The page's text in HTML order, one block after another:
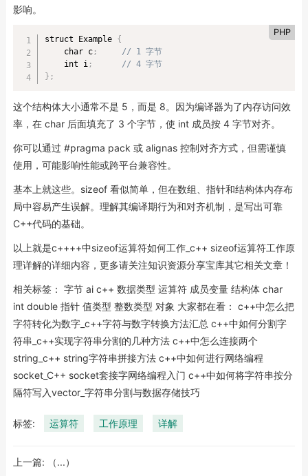
影响。
PHP
struct Example {
    char c
;
// 1 字节
    int i
;
// 4 字节
} ;
这个结构体大小通常不是 5，而是 8。因为编译器为了内存访问效
率，在 char 后面填充了 3 个字节，使 int 成员按 4 字节对齐。
你可以通过 #pragma pack 或 alignas 控制对齐方式，但需谨慎
使用，可能影响性能或跨平台兼容性。
基本上就这些。sizeof 看似简单，但在数组、指针和结构体内存布
局中容易产生误解。理解其编译期行为和对齐机制，是写出可靠
C++代码的基础。
以上就是c++++中sizeof运算符如何工作_c++ sizeof运算符工作原
理详解的详细内容，更多请关注知识资源分享宝库其它相关文章！
相关标签： 字节 ai c++ 数据类型 运算符 成员变量 结构体 char
int double 指针 值类型 整数类型 对象 大家都在看： c++中怎么把
字符转化为数字_c++字符与数字转换方法汇总 c++中如何分割字
符串_c++实现字符串分割的几种方法 c++中怎么连接两个
string_c++ string字符串拼接方法 c++中如何进行网络编程
socket_C++ socket套接字网络编程入门 c++中如何将字符串按分
隔符写入vector_字符串分割与数据存储技巧
标签: 运算符 工作原理 详解
上一篇:
（...）